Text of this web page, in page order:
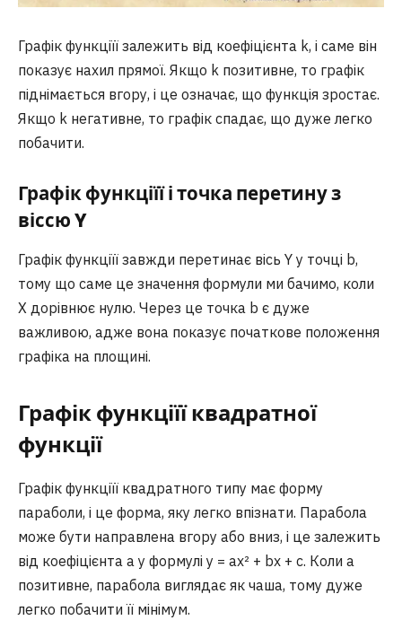
Графік функціїї залежить від коефіцієнта k, і саме він
показує нахил прямої. Якщо k позитивне, то графік
піднімається вгору, і це означає, що функція зростає.
Якщо k негативне, то графік спадає, що дуже легко
побачити.
Графік функціїї і точка перетину з
віссю Y
Графік функціїї завжди перетинає вісь Y у точці b,
тому що саме це значення формули ми бачимо, коли
X дорівнює нулю. Через це точка b є дуже
важливою, адже вона показує початкове положення
графіка на площині.
Графік функціїї квадратної
функції
Графік функціїї квадратного типу має форму
параболи, і це форма, яку легко впізнати. Парабола
може бути направлена вгору або вниз, і це залежить
від коефіцієнта a у формулі y = ax² + bx + c. Коли a
позитивне, парабола виглядає як чаша, тому дуже
легко побачити її мінімум.